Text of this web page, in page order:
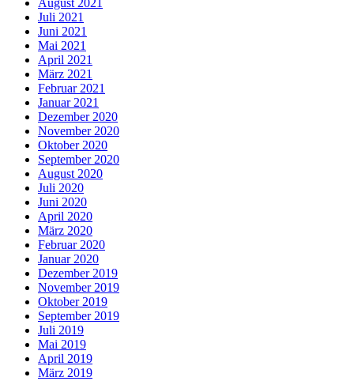
August 2021
Juli 2021
Juni 2021
Mai 2021
April 2021
März 2021
Februar 2021
Januar 2021
Dezember 2020
November 2020
Oktober 2020
September 2020
August 2020
Juli 2020
Juni 2020
April 2020
März 2020
Februar 2020
Januar 2020
Dezember 2019
November 2019
Oktober 2019
September 2019
Juli 2019
Mai 2019
April 2019
März 2019